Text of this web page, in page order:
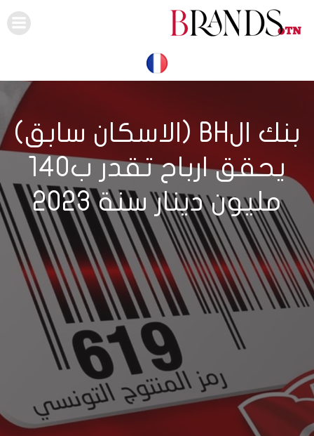
بنك الBH (الاسكان سابق)
يحقق ارباح تقدر ب140
مليون دينار سنة 2023